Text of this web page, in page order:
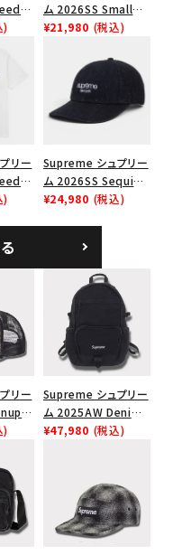
ャツ
)
ム 2026SS Small
Box Tee スモールボ
¥21,980 (税込)
リー
ャツ
)
Supreme シュプリー
ム 2026SS Sequin
Denim Classic
シックロゴ 6パネルキ
ャップ ブラック
¥24,980 (税込)
リー
キャ
ン
ルカ
)
Supreme シュプリー
ム 2025AW Denim
Backpack デニム バ
¥47,980 (税込)